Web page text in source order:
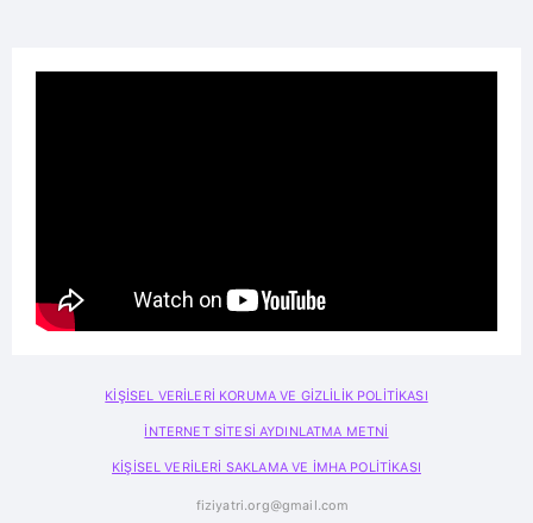
KİŞİSEL VERİLERİ KORUMA VE GİZLİLİK POLİTİKASI
İNTERNET SİTESİ AYDINLATMA METNİ
KİŞİSEL VERİLERİ SAKLAMA VE İMHA POLİTİKASI
fiziyatri.org@gmail.com